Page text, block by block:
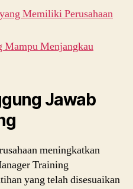
Memiliki Perusahaan
Mampu Menjangkau
Jawab
meningkatkan
Training
yang telah disesuaikan